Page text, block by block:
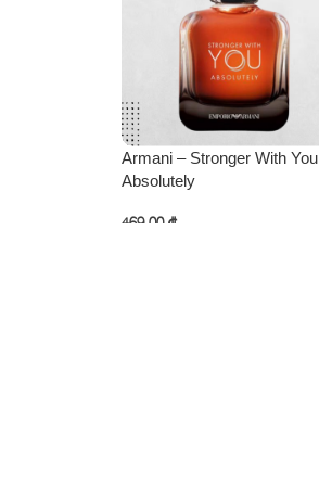
Armani – Stronger With You
Absolutely
469,00 ₾